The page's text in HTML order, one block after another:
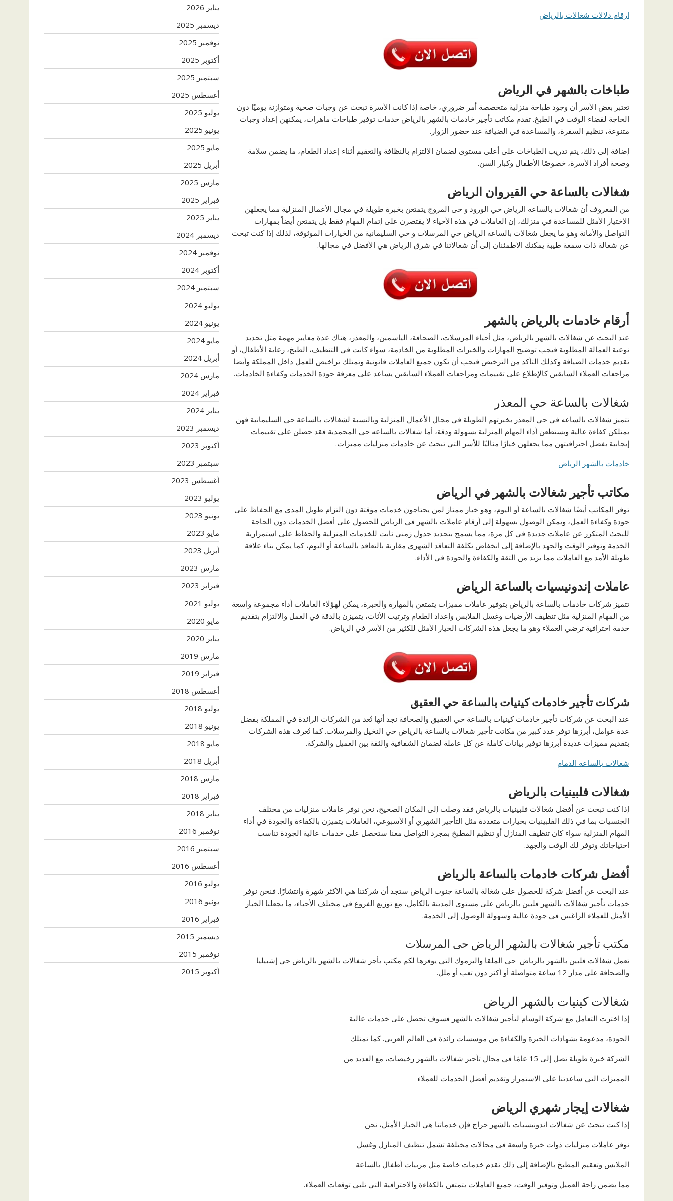
ارقام دلالات شغالات بالرياض
طباخات بالشهر في الرياض
تعتبر بعض الأسر أن وجود طباخة منزلية متخصصة أمر ضروري، خاصة إذا كانت الأسرة تبحث عن وجبات صحية ومتوازنة يوميًا دون
الحاجة لقضاء الوقت في الطبخ. تقدم مكاتب تأجير خادمات بالشهر بالرياض خدمات توفير طباخات ماهرات، يمكنهن إعداد وجبات
متنوعة، تنظيم السفرة، والمساعدة في الضيافة عند حضور الزوار.
إضافة إلى ذلك، يتم تدريب الطباخات على أعلى مستوى لضمان الالتزام بالنظافة والتعقيم أثناء إعداد الطعام، ما يضمن سلامة
وصحة أفراد الأسرة، خصوصًا الأطفال وكبار السن.
شغالات بالساعة حي القيروان الرياض
من المعروف أن شغالات بالساعه الرياض حي الورود و حى المروج يتمتعن بخبرة طويلة في مجال الأعمال المنزلية مما يجعلهن
الاختيار الأمثل للمساعدة في منزلك، إن العاملات في هذه الأحياء لا يقتصرن على إتمام المهام فقط بل يتمتعن أيضاً بمهارات
التواصل والأمانة وهو ما يجعل شغالات بالساعه الرياض حي المرسلات و حي السليمانية من الخيارات الموثوقة، لذلك إذا كنت تبحث
عن شغالة ذات سمعة طيبة يمكنك الاطمئنان إلى أن شغالاتنا في شرق الرياض هي الأفضل في مجالها.
أرقام خادمات بالرياض بالشهر
عند البحث عن شغالات بالشهر بالرياض، مثل أحياء المرسلات، الصحافة، الياسمين، والمعذر، هناك عدة معايير مهمة مثل تحديد
نوعية العمالة المطلوبة فيجب توضيح المهارات والخبرات المطلوبة من الخادمة، سواء كانت في التنظيف، الطبخ، رعاية الأطفال، أو
تقديم خدمات الضيافة وكذلك التأكد من الترخيص فيجب أن تكون جميع العاملات قانونية وتمتلك تراخيص للعمل داخل المملكة وأيضا
مراجعات العملاء السابقين كالإطلاع على تقييمات ومراجعات العملاء السابقين يساعد على معرفة جودة الخدمات وكفاءة الخادمات.
شغالات بالساعة حي المعذر
تتميز شغالات بالساعه في حي المعذر بخبرتهم الطويلة في مجال الأعمال المنزلية وبالنسبة لشغالات بالساعة حي السليمانية فهن
يمتلكن كفاءة عالية ويستطعن أداء المهام المنزلية بسهولة ودقة، أما شغالات بالساعه حي المحمدية فقد حصلن على تقييمات
إيجابية بفضل احترافيتهن مما يجعلهن خيارًا مثاليًا للأسر التي تبحث عن خادمات منزليات مميزات.
خادمات بالشهر الرياض
مكاتب تأجير شغالات بالشهر في الرياض
توفر المكاتب أيضًا شغالات بالساعة أو اليوم، وهو خيار ممتاز لمن يحتاجون خدمات مؤقتة دون التزام طويل المدى مع الحفاظ على
جودة وكفاءة العمل، ويمكن الوصول بسهولة إلى أرقام عاملات بالشهر في الرياض للحصول على أفضل الخدمات دون الحاجة
للبحث المتكرر عن عاملات جديدة في كل مرة، مما يسمح بتحديد جدول زمني ثابت للخدمات المنزلية والحفاظ على استمرارية
الخدمة وتوفير الوقت والجهد بالإضافة إلى انخفاض تكلفة التعاقد الشهري مقارنة بالتعاقد بالساعة أو اليوم، كما يمكن بناء علاقة
طويلة الأمد مع العاملات مما يزيد من الثقة والكفاءة والجودة في الأداء.
عاملات إندونيسيات بالساعة الرياض
تتميز شركات خادمات بالساعة بالرياض بتوفير عاملات مميزات يتمتعن بالمهارة والخبرة، يمكن لهؤلاء العاملات أداء مجموعة واسعة
من المهام المنزلية مثل تنظيف الأرضيات وغسل الملابس وإعداد الطعام وترتيب الأثاث، يتميزن بالدقة في العمل والالتزام بتقديم
خدمة احترافية ترضي العملاء وهو ما يجعل هذه الشركات الخيار الأمثل للكثير من الأسر في الرياض.
شركات تأجير خادمات كينيات بالساعة حي العقيق
عند البحث عن شركات تأجير خادمات كينيات بالساعة حي العقيق والصحافة نجد أنها تُعد من الشركات الرائدة في المملكة بفضل
عدة عوامل، أبرزها توفر عدد كبير من مكاتب تأجير شغالات بالساعة بالرياض حي النخيل والمرسلات. كما تُعرف هذه الشركات
بتقديم مميزات عديدة أبرزها توفير بيانات كاملة عن كل عاملة لضمان الشفافية والثقة بين العميل والشركة.
شغالات بالساعه الدمام
شغالات فلبينيات بالرياض
إذا كنت تبحث عن أفضل شغالات فلبينيات بالرياض فقد وصلت إلى المكان الصحيح، نحن نوفر عاملات منزليات من مختلف
الجنسيات بما في ذلك الفلبينيات بخيارات متعددة مثل التأجير الشهري أو الأسبوعي، العاملات يتميزن بالكفاءة والجودة في أداء
المهام المنزلية سواء كان تنظيف المنازل أو تنظيم المطبخ بمجرد التواصل معنا ستحصل على خدمات عالية الجودة تناسب
احتياجاتك وتوفر لك الوقت والجهد.
أفضل شركات خادمات بالساعة بالرياض
عند البحث عن أفضل شركة للحصول على شغالة بالساعة جنوب الرياض ستجد أن شركتنا هي الأكثر شهرة وانتشارًا. فنحن نوفر
خدمات تأجير شغالات بالشهر فلبين بالرياض على مستوى المدينة بالكامل، مع توزيع الفروع في مختلف الأحياء، ما يجعلنا الخيار
الأمثل للعملاء الراغبين في جودة عالية وسهولة الوصول إلى الخدمة.
مكتب تأجير شغالات بالشهر الرياض حى المرسلات
تعمل شغالات فلبين بالشهر بالرياض حى الملقا واليرموك التي يوفرها لكم مكتب يأجر شغالات بالشهر بالرياض حي إشبيليا
والصحافة على مدار 12 ساعة متواصلة أو أكثر دون تعب أو ملل.
شغالات كينيات بالشهر الرياض
إذا اخترت التعامل مع شركة الوسام لتأجير شغالات بالشهر فسوف تحصل على خدمات عالية
الجودة، مدعومة بشهادات الخبرة والكفاءة من مؤسسات رائدة في العالم العربي. كما تمتلك
الشركة خبرة طويلة تصل إلى 15 عامًا في مجال تأجير شغالات بالشهر رخيصات، مع العديد من
المميزات التي ساعدتنا على الاستمرار وتقديم أفضل الخدمات للعملاء
شغالات إيجار شهري الرياض
إذا كنت تبحث عن شغالات اندونيسيات بالشهر حراج فإن خدماتنا هي الخيار الأمثل، نحن
نوفر عاملات منزليات ذوات خبرة واسعة في مجالات مختلفة تشمل تنظيف المنازل وغسل
الملابس وتعقيم المطبخ بالإضافة إلى ذلك نقدم خدمات خاصة مثل مربيات أطفال بالساعة
مما يضمن راحة العميل وتوفير الوقت، جميع العاملات يتمتعن بالكفاءة والاحترافية التي تلبي توقعات العملاء.
يناير 2026
ديسمبر 2025
نوفمبر 2025
أكتوبر 2025
سبتمبر 2025
أغسطس 2025
يوليو 2025
يونيو 2025
مايو 2025
أبريل 2025
مارس 2025
فبراير 2025
يناير 2025
ديسمبر 2024
نوفمبر 2024
أكتوبر 2024
سبتمبر 2024
يوليو 2024
يونيو 2024
مايو 2024
أبريل 2024
مارس 2024
فبراير 2024
يناير 2024
ديسمبر 2023
أكتوبر 2023
سبتمبر 2023
أغسطس 2023
يوليو 2023
يونيو 2023
مايو 2023
أبريل 2023
مارس 2023
فبراير 2023
يوليو 2021
مايو 2020
يناير 2020
مارس 2019
فبراير 2019
أغسطس 2018
يوليو 2018
يونيو 2018
مايو 2018
أبريل 2018
مارس 2018
فبراير 2018
يناير 2018
نوفمبر 2016
سبتمبر 2016
أغسطس 2016
يوليو 2016
يونيو 2016
فبراير 2016
ديسمبر 2015
نوفمبر 2015
أكتوبر 2015